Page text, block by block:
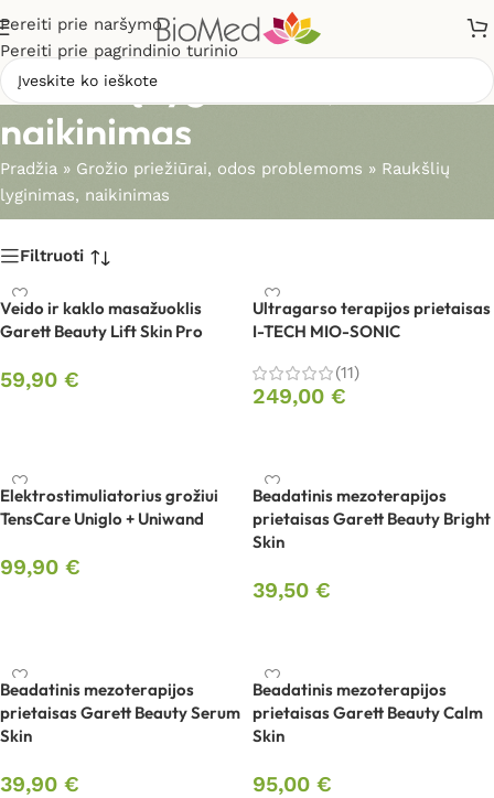
Pereiti prie naršymo
Pereiti prie pagrindinio turinio
Raukšlių lyginimas,
naikinimas
Pradžia » Grožio priežiūrai, odos problemoms » Raukšlių
lyginimas, naikinimas
Filtruoti
Veido ir kaklo masažuoklis
Garett Beauty Lift Skin Pro
59,90 €
Ultragarso terapijos prietaisas
I-TECH MIO-SONIC
(11)
249,00 €
Elektrostimuliatorius grožiui
TensCare Uniglo + Uniwand
99,90 €
Beadatinis mezoterapijos
prietaisas Garett Beauty Bright
Skin
39,50 €
Beadatinis mezoterapijos
prietaisas Garett Beauty Serum
Skin
39,90 €
Beadatinis mezoterapijos
prietaisas Garett Beauty Calm
Skin
95,00 €